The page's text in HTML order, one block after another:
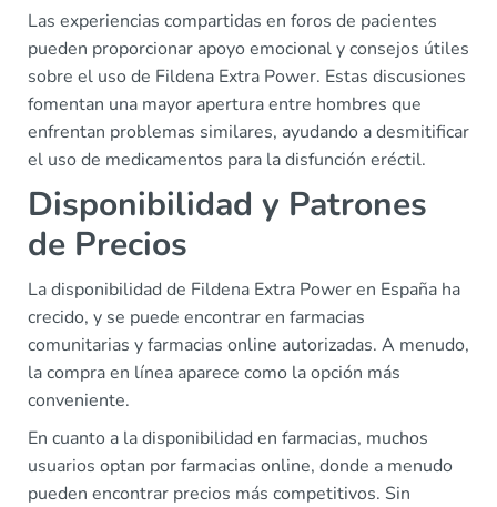
Las experiencias compartidas en foros de pacientes
pueden proporcionar apoyo emocional y consejos útiles
sobre el uso de Fildena Extra Power. Estas discusiones
fomentan una mayor apertura entre hombres que
enfrentan problemas similares, ayudando a desmitificar
el uso de medicamentos para la disfunción eréctil.
Disponibilidad y Patrones
de Precios
La disponibilidad de Fildena Extra Power en España ha
crecido, y se puede encontrar en farmacias
comunitarias y farmacias online autorizadas. A menudo,
la compra en línea aparece como la opción más
conveniente.
En cuanto a la disponibilidad en farmacias, muchos
usuarios optan por farmacias online, donde a menudo
pueden encontrar precios más competitivos. Sin